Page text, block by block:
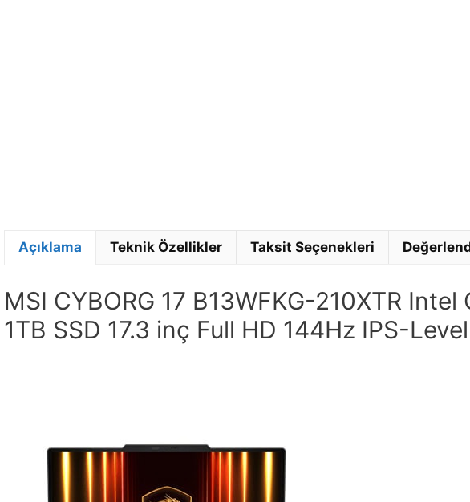
Açıklama Teknik Özellikler Taksit Seçenekleri
MSI CYBORG 17 B13WFKG-210XTR
1TB SSD 17.3 inç Full HD 144Hz IPS-